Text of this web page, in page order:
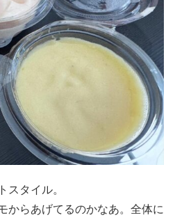
スタイル。
からあげてるのかなあ。全体に